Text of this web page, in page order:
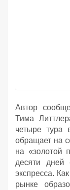
Автор
Тима
четыре тура
обращает на
на «золотой
десяти дней
экспресса.
рынке